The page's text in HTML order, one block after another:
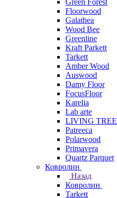
Green Forest
Floorwood
Galathea
Wood Bee
Greenline
Kraft Parkett
Tarkett
Amber Wood
Auswood
Damy Floor
FocusFloor
Karelia
Lab arte
LIVING TREE
Patreeca
Polarwood
Primavera
Quartz Parquet
Ковролин
Назад
Ковролин
Tarkett